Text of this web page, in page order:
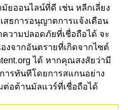
ยออนไลน์ที่ดี เช่น หลีกเลี่ยง
สธการอนุญาตการแจ้งเตือน
ความปลอดภัยที่เชื่อถือได้ จะ
งจากอันตรายที่เกิดจากไซต์
ได้ หากคุณสงสัยว่ามี
ารทันทีโดยการสแกนอย่าง
ต่อต้านมัลแวร์ที่เชื่อถือได้